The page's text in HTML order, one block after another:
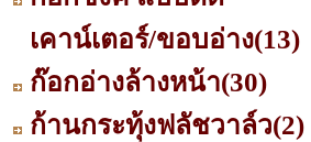
เคาน์เตอร์/ขอบอ่าง(13)
ก๊อกอ่างล้างหน้า(30)
ก้านกระทุ้งฟลัชวาล์ว(2)